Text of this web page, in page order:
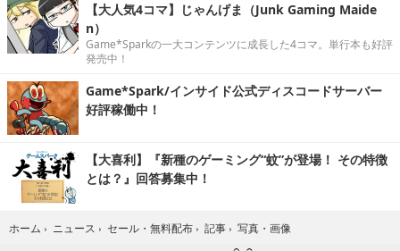
【大人気4コマ】じゃんげま（Junk Gaming Maide
n）
Game*Sparkの一大コンテンツに成長した4コマ。単行本も好評
発売中！
Game*Spark/インサイド公式ディスコードサーバー
好評稼働中！
【大喜利】『新種のゲーミング“蚊”が登場！ その特徴
とは？』回答募集中！
ホーム › ニュース › セール・無料配布 › 記事 › 写真・画像